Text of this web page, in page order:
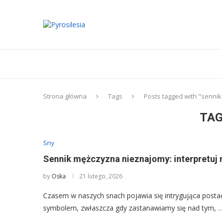
Strona główna Tags Posts tagged with
Sny
Sennik mężczyzna nieznajomy: interpretuj
by Oska 21 lutego, 2026
Czasem w naszych snach pojawia się intrygująca
symbolem, zwłaszcza gdy zastanawiamy się nad tym,